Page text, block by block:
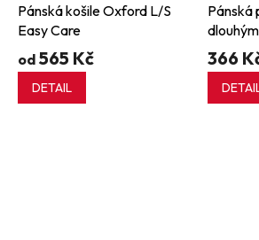
Pánská košile Oxford L/S
Easy Care
od 565 Kč
DETAIL
Pánská
366